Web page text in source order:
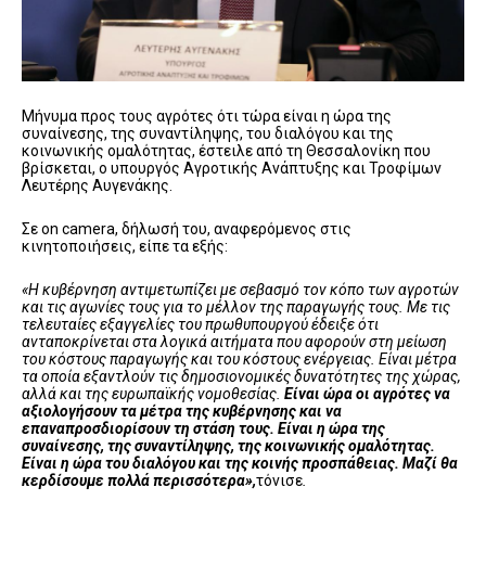
Μήνυμα προς τους αγρότες ότι τώρα είναι η ώρα της
συναίνεσης, της συναντίληψης, του διαλόγου και της
κοινωνικής ομαλότητας, έστειλε από τη Θεσσαλονίκη που
βρίσκεται, ο υπουργός Αγροτικής Ανάπτυξης και Τροφίμων
Λευτέρης Αυγενάκης.
Σε on camera, δήλωσή του, αναφερόμενος στις
κινητοποιήσεις, είπε τα εξής:
«Η κυβέρνηση αντιμετωπίζει με σεβασμό τον κόπο των αγροτών
και τις αγωνίες τους για το μέλλον της παραγωγής τους. Με τις
τελευταίες εξαγγελίες του πρωθυπουργού έδειξε ότι
ανταποκρίνεται στα λογικά αιτήματα που αφορούν στη μείωση
του κόστους παραγωγής και του κόστους ενέργειας. Είναι μέτρα
τα οποία εξαντλούν τις δημοσιονομικές δυνατότητες της χώρας,
αλλά και της ευρωπαϊκής νομοθεσίας. Είναι ώρα οι αγρότες να
αξιολογήσουν τα μέτρα της κυβέρνησης και να
επαναπροσδιορίσουν τη στάση τους. Είναι η ώρα της
συναίνεσης, της συναντίληψης, της κοινωνικής ομαλότητας.
Είναι η ώρα του διαλόγου και της κοινής προσπάθειας. Μαζί θα
κερδίσουμε πολλά περισσότερα»,τόνισε